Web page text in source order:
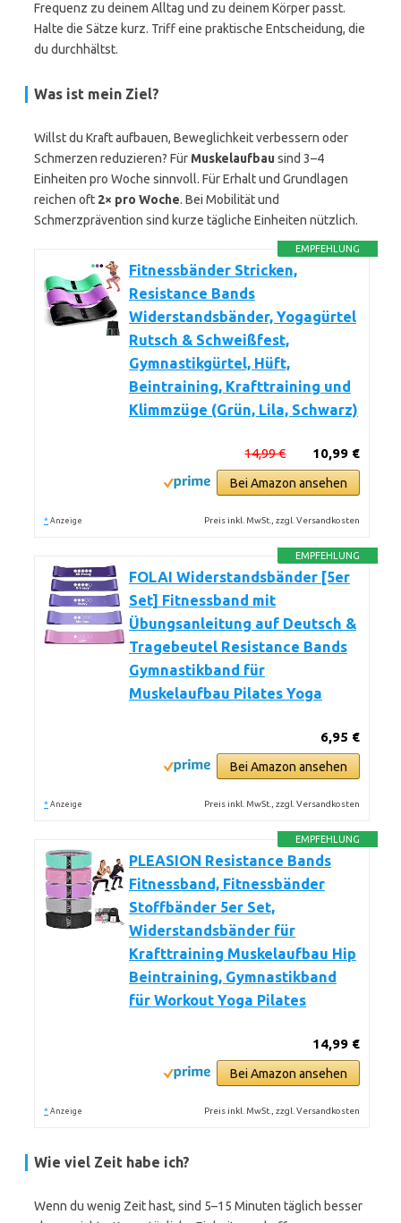
Frequenz zu deinem Alltag und zu deinem Körper passt.
Halte die Sätze kurz. Triff eine praktische Entscheidung, die
du durchhältst.
Was ist mein Ziel?
Willst du Kraft aufbauen, Beweglichkeit verbessern oder
Schmerzen reduzieren? Für Muskelaufbausind 3–4
Einheiten pro Woche sinnvoll. Für Erhalt und Grundlagen
reichen oft 2× pro Woche. Bei Mobilität und
Schmerzprävention sind kurze tägliche Einheiten nützlich.
EMPFEHLUNG
Fitnessbänder Stricken,
Resistance Bands
Widerstandsbänder, Yogagürtel
Rutsch & Schweißfest,
Gymnastikgürtel, Hüft,
Beintraining, Krafttraining und
Klimmzüge (Grün, Lila, Schwarz)
10,99 €
14,99 €
Bei Amazon ansehen
* Anzeige Preis inkl. MwSt., zzgl. Versandkosten
EMPFEHLUNG
FOLAI Widerstandsbänder [5er
Set] Fitnessband mit
Übungsanleitung auf Deutsch &
Tragebeutel Resistance Bands
Gymnastikband für
Muskelaufbau Pilates Yoga
6,95 €
Bei Amazon ansehen
* Anzeige Preis inkl. MwSt., zzgl. Versandkosten
EMPFEHLUNG
PLEASION Resistance Bands
Fitnessband, Fitnessbänder
Stoffbänder 5er Set,
Widerstandsbänder für
Krafttraining Muskelaufbau Hip
Beintraining, Gymnastikband
für Workout Yoga Pilates
14,99 €
Bei Amazon ansehen
* Anzeige Preis inkl. MwSt., zzgl. Versandkosten
Wie viel Zeit habe ich?
Wenn du wenig Zeit hast, sind 5–15 Minuten täglich besser